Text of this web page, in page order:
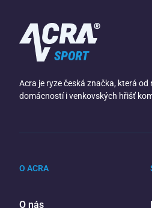
Acra je ryze česká značka, která
domácností i venkovských hřišť
O ACRA
O nás